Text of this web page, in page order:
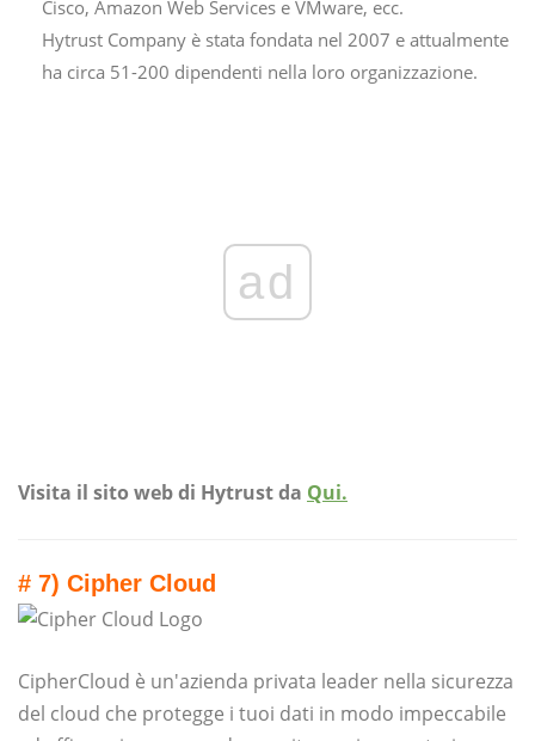
Cisco, Amazon Web Services e VMware, ecc.
Hytrust Company è stata fondata nel 2007 e attualmente
ha circa 51-200 dipendenti nella loro organizzazione.
ad
Visita il sito web di Hytrust da Qui.
# 7) Cipher Cloud
CipherCloud è un'azienda privata leader nella sicurezza
del cloud che protegge i tuoi dati in modo impeccabile